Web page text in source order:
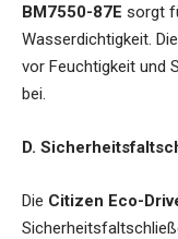
BM7550-87E sorgt
Wasserdichtigkeit.
vor Feuchtigkeit und
bei.
D.
Die Citizen Eco-